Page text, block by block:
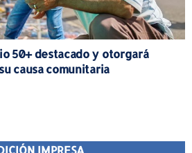
50+ destacado y otorgará
causa comunitaria
IMPRESA